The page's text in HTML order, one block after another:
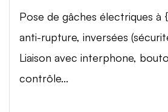
Pose de gâches électriques à
anti-rupture, inversées
Liaison avec interphone,
contrôle...